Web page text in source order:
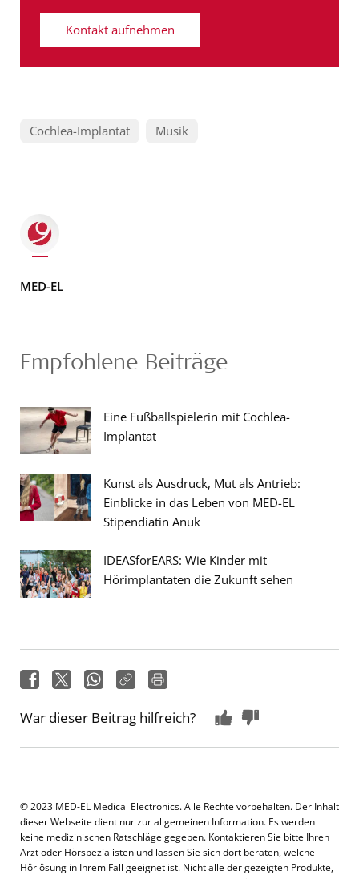
Kontakt aufnehmen
Cochlea-Implantat Musik
MED-EL
Empfohlene Beiträge
Eine Fußballspielerin mit Cochlea-
Implantat
Kunst als Ausdruck, Mut als Antrieb:
Einblicke in das Leben von MED-EL
Stipendiatin Anuk
IDEASforEARS: Wie Kinder mit
Hörimplantaten die Zukunft sehen
War dieser Beitrag hilfreich?
© 2023 MED-EL Medical Electronics. Alle Rechte vorbehalten. Der Inhalt
dieser Webseite dient nur zur allgemeinen Information. Es werden
keine medizinischen Ratschläge gegeben. Kontaktieren Sie bitte Ihren
Arzt oder Hörspezialisten und lassen Sie sich dort beraten, welche
Hörlösung in Ihrem Fall geeignet ist. Nicht alle der gezeigten Produkte,